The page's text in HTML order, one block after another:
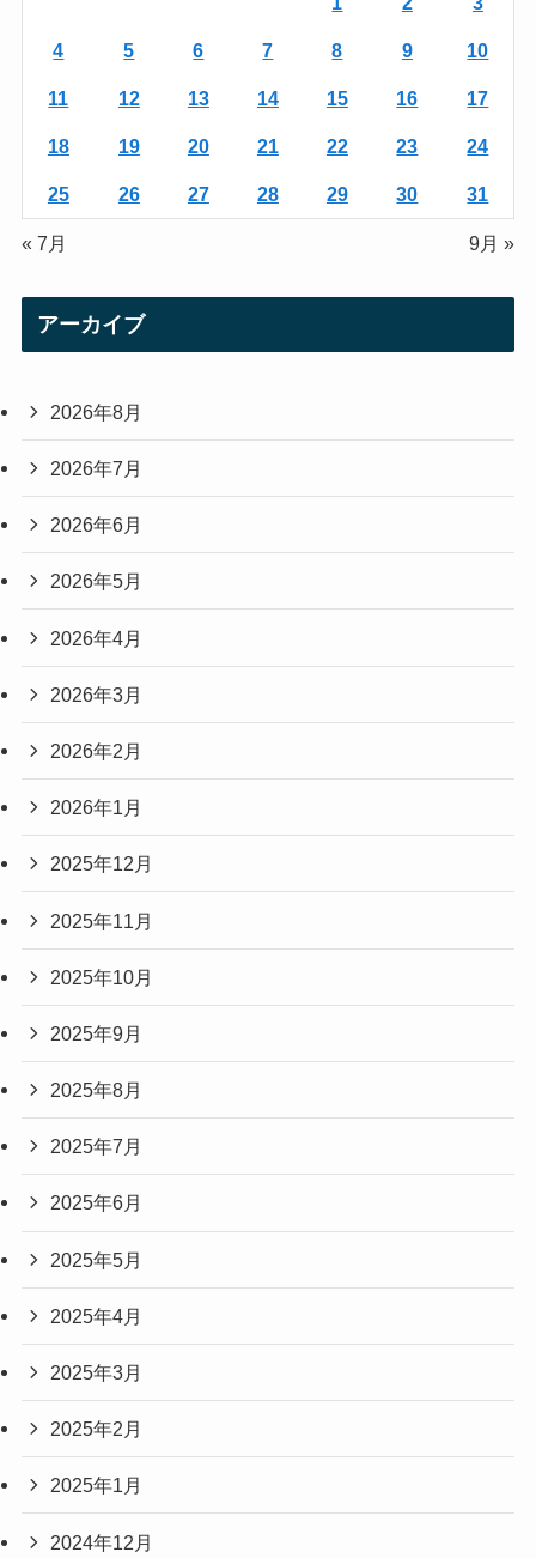
4 5 6 7 8 9 10
11 12 13 14 15 16 17
18 19 20 21 22 23 24
25 26 27 28 29 30 31
« 7月 9月 »
アーカイブ
2026年8月
2026年7月
2026年6月
2026年5月
2026年4月
2026年3月
2026年2月
2026年1月
2025年12月
2025年11月
2025年10月
2025年9月
2025年8月
2025年7月
2025年6月
2025年5月
2025年4月
2025年3月
2025年2月
2025年1月
2024年12月